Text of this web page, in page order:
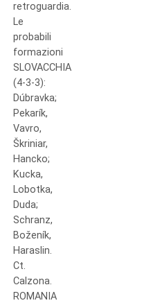
retroguardia.
Le
probabili
formazioni
SLOVACCHIA
(4-3-3):
Dúbravka;
Pekarík,
Vavro,
Škriniar,
Hancko;
Kucka,
Lobotka,
Duda;
Schranz,
Boženík,
Haraslin.
Ct.
Calzona.
ROMANIA